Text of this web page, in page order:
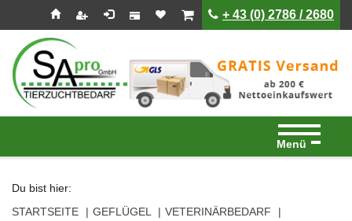
Seitenebreiche:
ist leerist leer+ 43 (0) 2786 / 2680
Menü
Du bist hier:
STARTSEITE
GEFLÜGEL
VETERINÄRBEDARF